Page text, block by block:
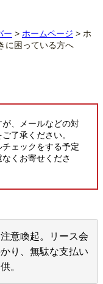
ー > ホームページ > ホ
に困っている方へ
、メールなどの対
了承ください。
ェックをする予定
くお寄せくださ
意喚起。リース会
り、無駄な支払い
。